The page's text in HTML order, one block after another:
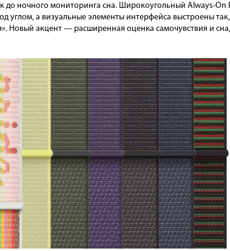
до ночного мониторинга сна. Широкоугольный Always-On
углом, а визуальные элементы интерфейса выстроены
Новый акцент — расширенная оценка самочувствия и